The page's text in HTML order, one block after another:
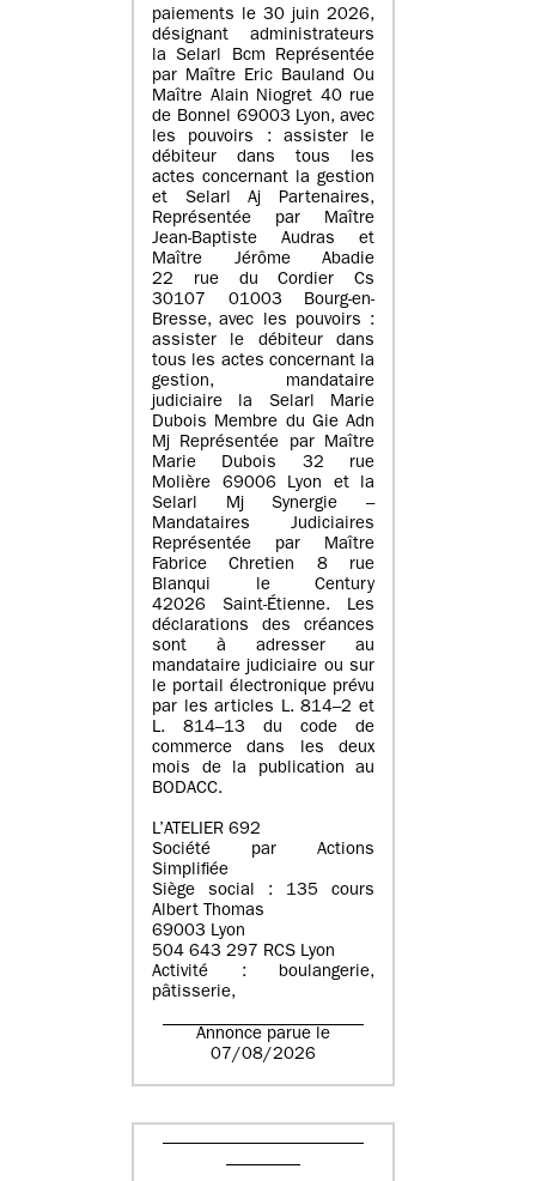
paiements le 30 juin 2026,
désignant administrateurs
la Selarl Bcm Représentée
par Maître Eric Bauland Ou
Maître Alain Niogret 40 rue
de Bonnel 69003 Lyon, avec
les pouvoirs : assister le
débiteur dans tous les
actes concernant la gestion
et Selarl Aj Partenaires,
Représentée par Maître
Jean-Baptiste Audras et
Maître Jérôme Abadie
22 rue du Cordier Cs
30107 01003 Bourg-en-
Bresse, avec les pouvoirs :
assister le débiteur dans
tous les actes concernant la
gestion, mandataire
judiciaire la Selarl Marie
Dubois Membre du Gie Adn
Mj Représentée par Maître
Marie Dubois 32 rue
Molière 69006 Lyon et la
Selarl Mj Synergie –
Mandataires Judiciaires
Représentée par Maître
Fabrice Chretien 8 rue
Blanqui le Century
42026 Saint-Étienne. Les
déclarations des créances
sont à adresser au
mandataire judiciaire ou sur
le portail électronique prévu
par les articles L. 814–2 et
L. 814–13 du code de
commerce dans les deux
mois de la publication au
BODACC.
L’ATELIER 692
Société par Actions
Simplifiée
Siège social : 135 cours
Albert Thomas
69003 Lyon
504 643 297 RCS Lyon
Activité : boulangerie,
pâtisserie,
Annonce parue le
07/08/2026